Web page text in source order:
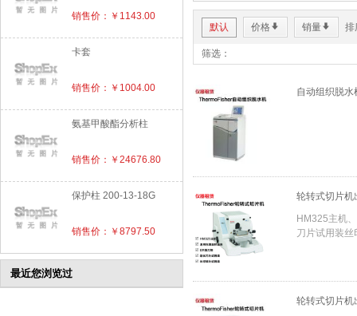
销售价：￥1143.00
卡套
销售价：￥1004.00
氨基甲酸酯分析柱
销售价：￥24676.80
保护柱 200-13-18G
销售价：￥8797.50
最近您浏览过
默认 价格* 销量* 排
筛选：
自动组织脱
轮转式切片
HM325主机
刀片试用装
轮转式切片